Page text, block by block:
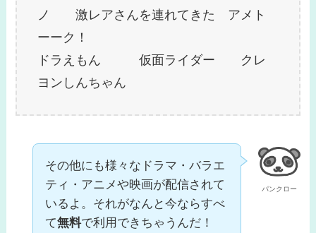
ノ 激レアさんを連れてきた アメト
ーーク！
ドラえもん 仮面ライダー クレ
ヨンしんちゃん
パンクロー
その他にも様々なドラマ・バラエ
ティ・アニメや映画が配信されて
いるよ。それがなんと今ならすべ
て無料で利用できちゃうんだ！